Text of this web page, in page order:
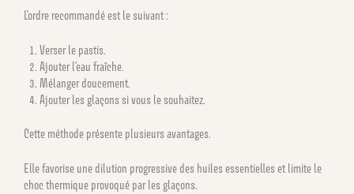
L’ordre recommandé est le suivant :
Verser le pastis.
Ajouter l’eau fraîche.
Mélanger doucement.
Ajouter les glaçons si vous le souhaitez.
Cette méthode présente plusieurs avantages.
Elle favorise une dilution progressive des huiles essentielles et limite le
choc thermique provoqué par les glaçons.